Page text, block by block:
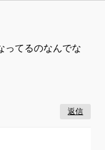
ってるのなんでな
返信